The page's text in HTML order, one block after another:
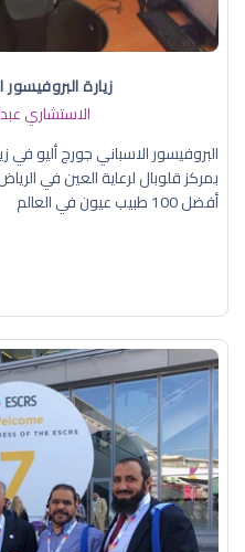
زيارة
الاستشاري
البروفيسور الاسباني جورج أليو
بمركز قلوبال لرعاية العين في
أفضل 100 طبيب عيون في العالم